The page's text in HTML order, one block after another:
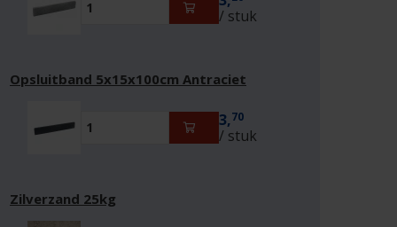
/ stuk
Opsluitband 5x15x100cm Antraciet
3,70
/ stuk
Zilverzand 25kg